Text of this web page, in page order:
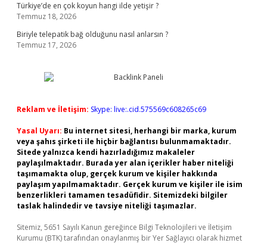
Türkiye’de en çok koyun hangi ilde yetişir ?
Temmuz 18, 2026
Biriyle telepatik bağ olduğunu nasıl anlarsın ?
Temmuz 17, 2026
Reklam ve İletişim: Skype: live:.cid.575569c608265c69
Yasal Uyarı: Bu internet sitesi, herhangi bir marka, kurum
veya şahıs şirketi ile hiçbir bağlantısı bulunmamaktadır.
Sitede yalnızca kendi hazırladığımız makaleler
paylaşılmaktadır. Burada yer alan içerikler haber niteliği
taşımamakta olup, gerçek kurum ve kişiler hakkında
paylaşım yapılmamaktadır. Gerçek kurum ve kişiler ile isim
benzerlikleri tamamen tesadüfidir. Sitemizdeki bilgiler
taslak halindedir ve tavsiye niteliği taşımazlar.
Sitemiz, 5651 Sayılı Kanun gereğince Bilgi Teknolojileri ve İletişim
Kurumu (BTK) tarafından onaylanmış bir Yer Sağlayıcı olarak hizmet